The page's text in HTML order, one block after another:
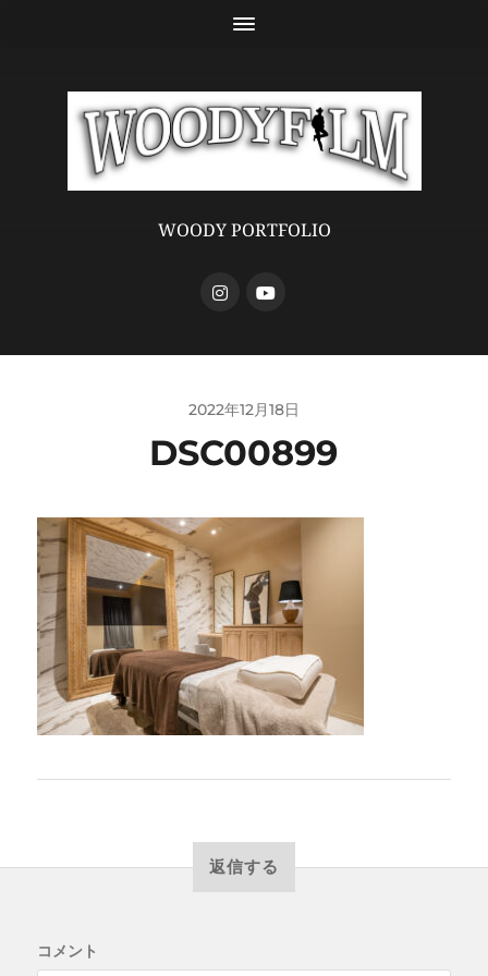
WOODY PORTFOLIO
2022年12月18日
DSC00899
返信する
コメント